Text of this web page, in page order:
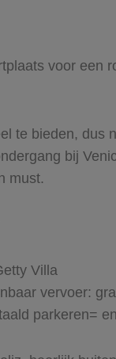
voor een
te bieden, dus
bij
must.
Villa
vervoer:
parkeren=